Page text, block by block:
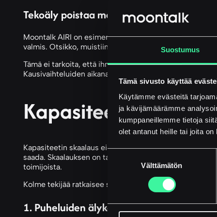
Suostumus
Tämä sivusto käyttää
Käytämme evästeitä
ja kävijämäärämme
kumppaneillemme tietoja
olet antanut heille tai joita
Välttämätön
Tekoäly poistaa manuaalisen kirjaamisen
Moontalk AIRI on esimerkki siitä, miten tekoäly
valmis. Otsikko, muistiinpanot ja sovitut toimenpiteet
Tämä ei tarkoita, että ihminen korvataan. Se
Kausivaihteluiden aikana, kun jokainen minuutti on
Kapasiteetin
Kapasiteetin skaalaus ei onnistu pelkästään
saada. Skaalauksen on tapahduttava prosessien ja
toimijoista.
Kolme tekijää ratkaisee skaalauksen onnistumisen
1. Puheluiden älykäs reititys ilman